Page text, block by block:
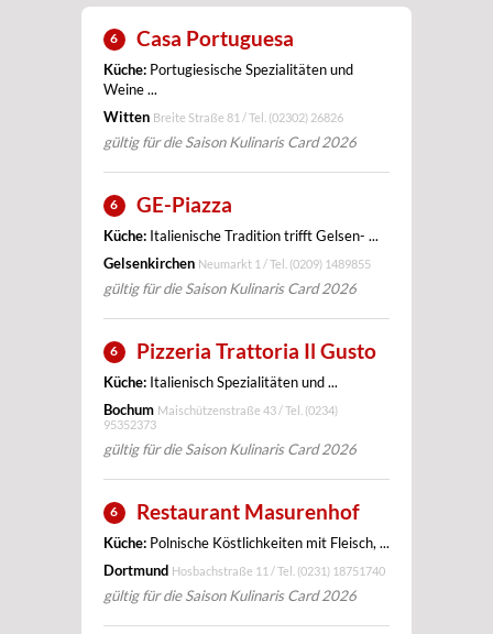
6 Casa Portuguesa
Küche: Portugiesische Spezialitäten und
Weine ...
Witten Breite Straße 81 / Tel. (02302) 26826
gültig für die Saison Kulinaris Card 2026
6 GE-Piazza
Küche: Italienische Tradition trifft Gelsen- ...
Gelsenkirchen Neumarkt 1 / Tel. (0209) 1489855
gültig für die Saison Kulinaris Card 2026
6 Pizzeria Trattoria Il Gusto
Küche: Italienisch Spezialitäten und ...
Bochum Maischützenstraße 43 / Tel. (0234)
95352373
gültig für die Saison Kulinaris Card 2026
6 Restaurant Masurenhof
Küche: Polnische Köstlichkeiten mit Fleisch, ...
Dortmund Hosbachstraße 11 / Tel. (0231) 18751740
gültig für die Saison Kulinaris Card 2026